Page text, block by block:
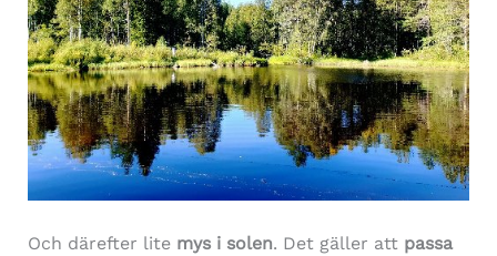
Och därefter lite mys i solen. Det gäller att passa